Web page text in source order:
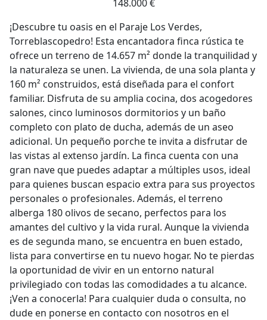
148.000 €
¡Descubre tu oasis en el Paraje Los Verdes,
Torreblascopedro! Esta encantadora finca rústica te
ofrece un terreno de 14.657 m² donde la tranquilidad y
la naturaleza se unen. La vivienda, de una sola planta y
160 m² construidos, está diseñada para el confort
familiar. Disfruta de su amplia cocina, dos acogedores
salones, cinco luminosos dormitorios y un baño
completo con plato de ducha, además de un aseo
adicional. Un pequeño porche te invita a disfrutar de
las vistas al extenso jardín. La finca cuenta con una
gran nave que puedes adaptar a múltiples usos, ideal
para quienes buscan espacio extra para sus proyectos
personales o profesionales. Además, el terreno
alberga 180 olivos de secano, perfectos para los
amantes del cultivo y la vida rural. Aunque la vivienda
es de segunda mano, se encuentra en buen estado,
lista para convertirse en tu nuevo hogar. No te pierdas
la oportunidad de vivir en un entorno natural
privilegiado con todas las comodidades a tu alcance.
¡Ven a conocerla! Para cualquier duda o consulta, no
dude en ponerse en contacto con nosotros en el